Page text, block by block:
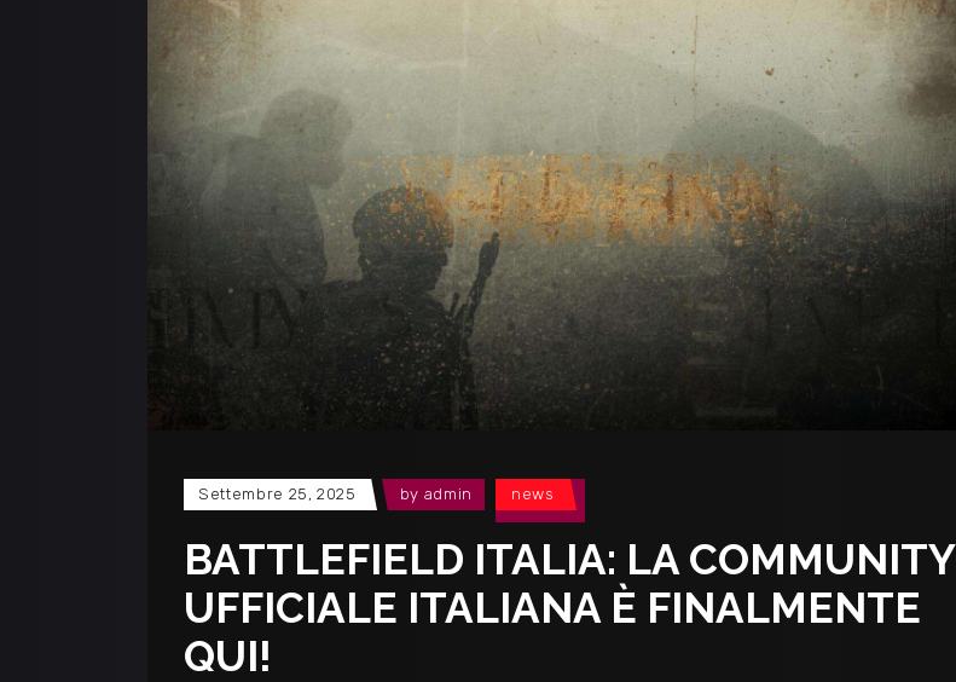
Settembre 25, 2025 by admin news
BATTLEFIELD ITALIA: LA COMMUNITY
UFFICIALE ITALIANA È FINALMENTE
QUI!